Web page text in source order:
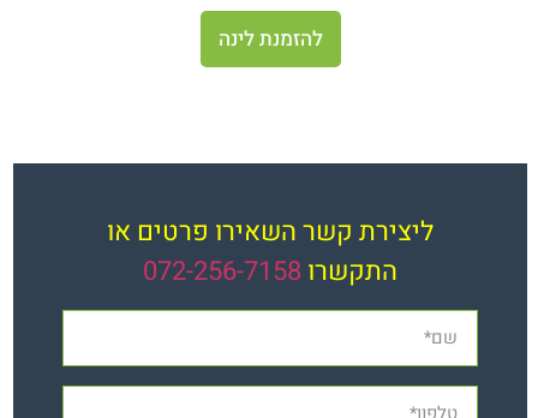
להזמנת לינה
ליצירת קשר השאירו פרטים או
התקשרו 072-256-7158